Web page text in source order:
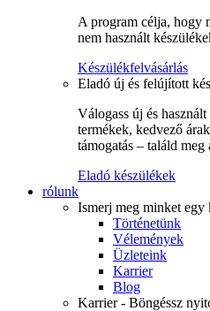
A program célja, hogy
nem használt
Készülékfelvásárlás
Eladó új és felújított
Válogass új és
termékek, kedvező
támogatás – találd meg
Eladó készülékek
rólunk
Ismerj meg minket egy
Történetünk
Vélemények
Üzleteink
Karrier
Blog
Karrier - Böngéssz